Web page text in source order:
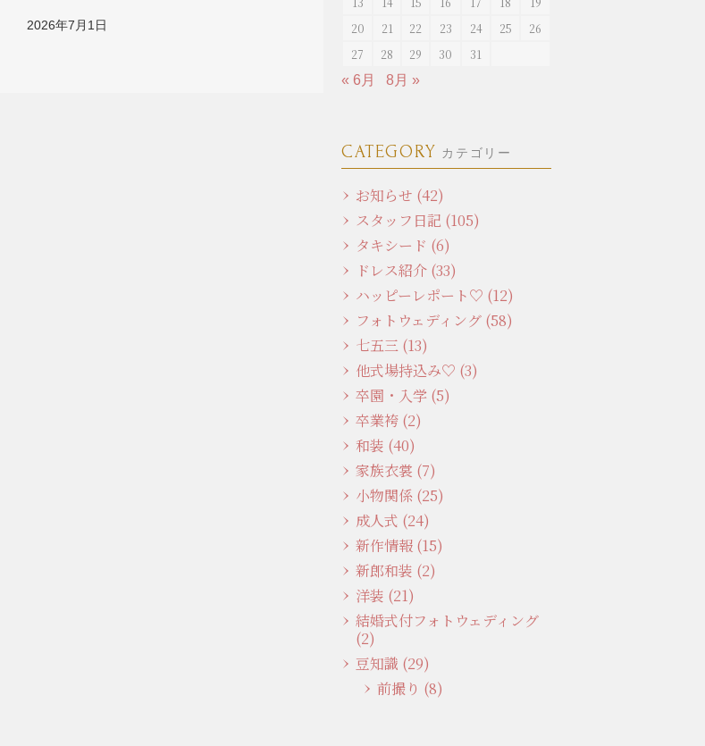
2026年7月1日
20
21 22 23 24 25
26
27
28 29 30
31
« 6月
8月 »
CATEGORY カテゴリー
お知らせ (42)
スタッフ日記 (105)
タキシード (6)
ドレス紹介 (33)
ハッピーレポート♡ (12)
フォトウェディング (58)
七五三 (13)
他式場持込み♡ (3)
卒園・入学 (5)
卒業袴 (2)
和装 (40)
家族衣裳 (7)
小物関係 (25)
成人式 (24)
新作情報 (15)
新郎和装 (2)
洋装 (21)
結婚式付フォトウェディング
(2)
豆知識 (29)
前撮り (8)